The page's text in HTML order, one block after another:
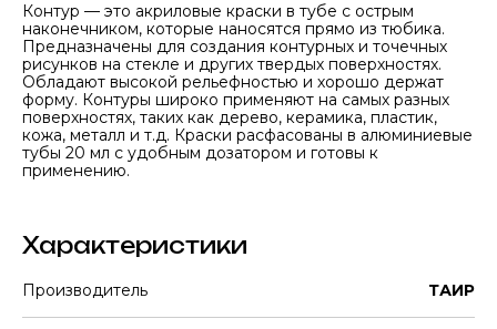
Контур — это акриловые краски в тубе с острым
наконечником, которые наносятся прямо из тюбика.
Предназначены для создания контурных и точечных
рисунков на стекле и других твердых поверхностях.
Обладают высокой рельефностью и хорошо держат
форму. Контуры широко применяют на самых разных
поверхностях, таких как дерево, керамика, пластик,
кожа, металл и т.д. Краски расфасованы в алюминиевые
тубы 20 мл с удобным дозатором и готовы к
применению.
Характеристики
Производитель ТАИР